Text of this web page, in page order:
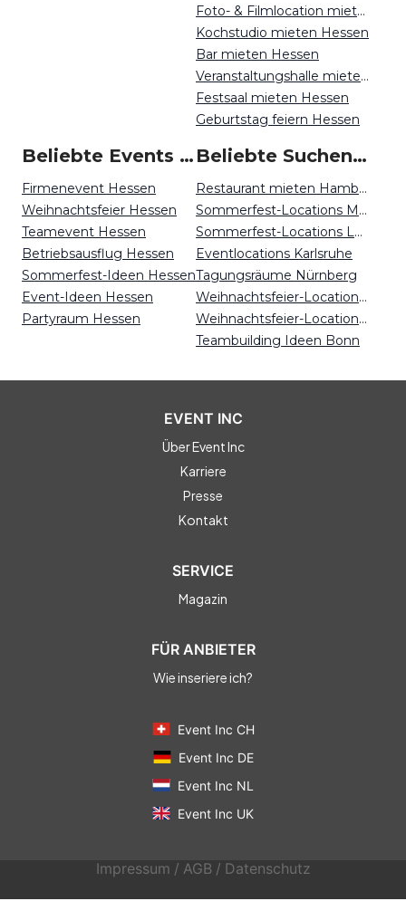
Foto- & Filmlocation mieten Hessen
Kochstudio mieten Hessen
Bar mieten Hessen
Veranstaltungshalle mieten Hessen
Festsaal mieten Hessen
Geburtstag feiern Hessen
Beliebte Events in Hessen
Firmenevent Hessen
Weihnachtsfeier Hessen
Teamevent Hessen
Betriebsausflug Hessen
Sommerfest-Ideen Hessen
Event-Ideen Hessen
Partyraum Hessen
Beliebte Suchen auf Event Inc
Restaurant mieten Hamburg
Sommerfest-Locations München
Sommerfest-Locations Leipzig
Eventlocations Karlsruhe
Tagungsräume Nürnberg
Weihnachtsfeier-Locations Bremen
Weihnachtsfeier-Locations Nürnberg
Teambuilding Ideen Bonn
EVENT INC
Über Event Inc
Karriere
Presse
Kontakt
SERVICE
Magazin
FÜR ANBIETER
Wie inseriere ich?
Event Inc CH
Event Inc DE
Event Inc NL
Event Inc UK
Impressum / AGB / Datenschutz